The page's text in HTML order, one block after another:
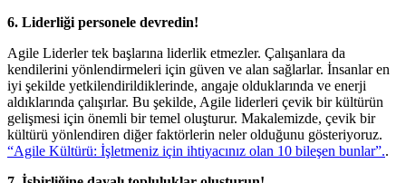
6. Liderliği personele devredin!
Agile Liderler tek başlarına liderlik etmezler. Çalışanlara da
kendilerini yönlendirmeleri için güven ve alan sağlarlar. İnsanlar en
iyi şekilde yetkilendirildiklerinde, angaje olduklarında ve enerji
aldıklarında çalışırlar. Bu şekilde, Agile liderleri çevik bir kültürün
gelişmesi için önemli bir temel oluşturur. Makalemizde, çevik bir
kültürü yönlendiren diğer faktörlerin neler olduğunu gösteriyoruz.
“Agile Kültürü: İşletmeniz için ihtiyacınız olan 10 bileşen bunlar”..